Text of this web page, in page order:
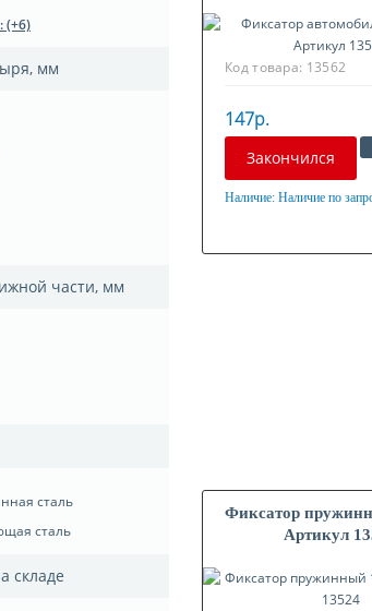
(+6)
мм
части, мм
сталь
сталь
складе
Код товара: 13562
147р.
Закончился
Наличие: Наличие по
Фиксатор
Артикул